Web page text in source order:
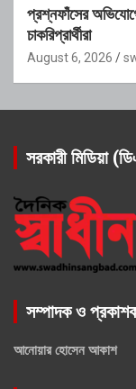
প্রশ্নফাঁসের
চাকরিপ্রার্থীরা
August 6, 2026
সরকারী মিডিয়া
সম্পাদক ও
আনোয়ার হোসেন আকাশ